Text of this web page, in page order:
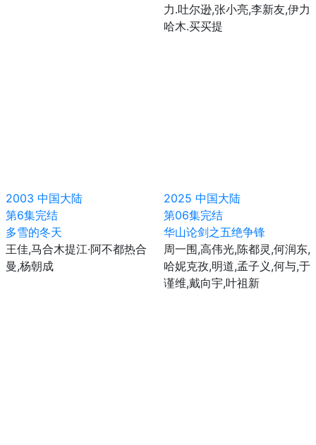
力.吐尔逊,张小亮,李新友,伊力
哈木.买买提
2003 中国大陆
第6集完结
多雪的冬天
王佳,马合木提江·阿不都热合
曼,杨朝成
2025 中国大陆
第06集完结
华山论剑之五绝争锋
周一围,高伟光,陈都灵,何润东,
哈妮克孜,明道,孟子义,何与,于
谨维,戴向宇,叶祖新